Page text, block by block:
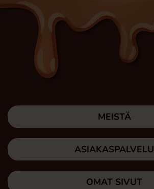
MEISTÄ
ASIAKASPALVELU
OMAT SIVUT